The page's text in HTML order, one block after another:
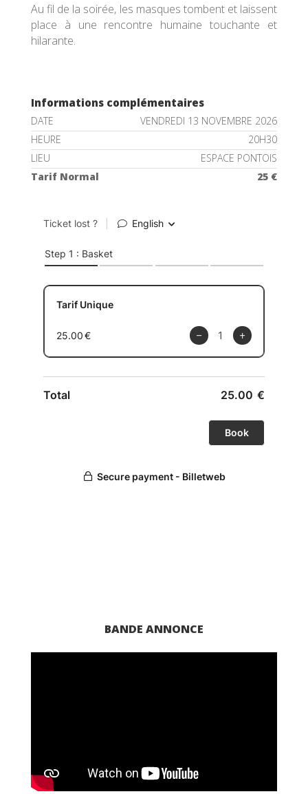
Au fil de la soirée, les masques tombent et laissent
place à une rencontre humaine touchante et
hilarante.
Informations complémentaires
DATE
VENDREDI 13 NOVEMBRE 2026
HEURE
20H30
LIEU
ESPACE PONTOIS
Tarif Normal
25 €
BANDE ANNONCE